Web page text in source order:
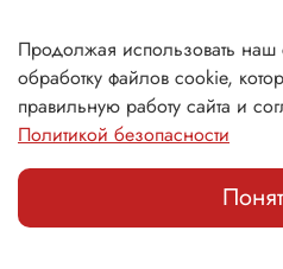
Покупателю
Продолжая использовать наш
обработку файлов cookie,
правильную работу сайта и
Политикой безопасности